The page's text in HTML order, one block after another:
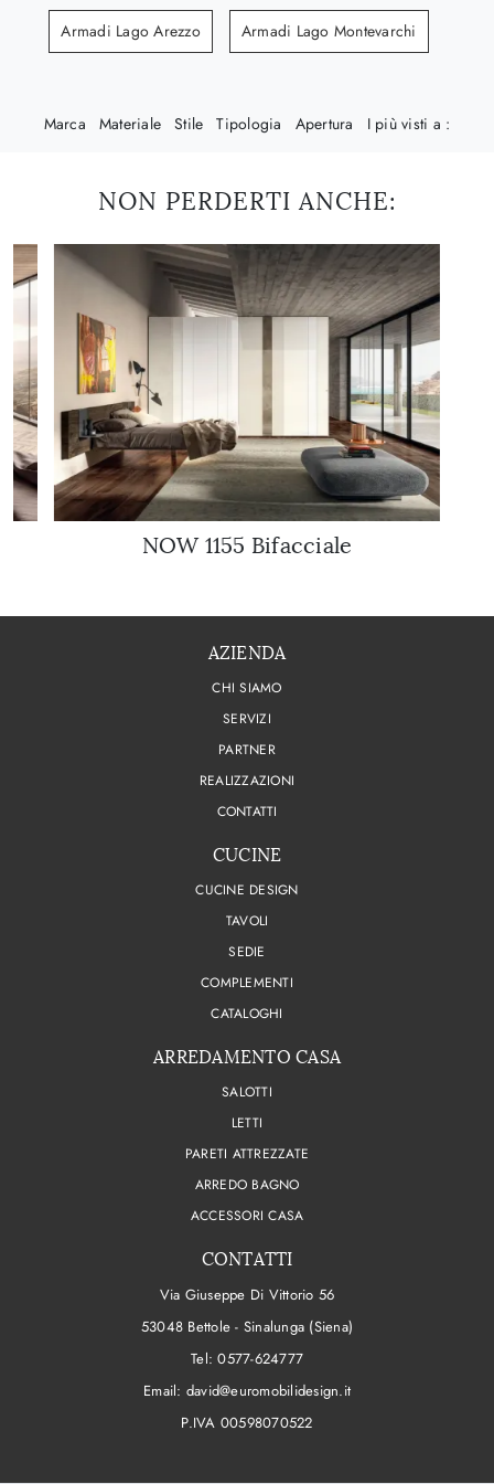
Armadi Lago Arezzo Armadi Lago Montevarchi
Marca Materiale Stile Tipologia Apertura I più visti a :
NON PERDERTI ANCHE:
NOW 1155 Bifacciale
AZIENDA
CHI SIAMO
SERVIZI
PARTNER
REALIZZAZIONI
CONTATTI
CUCINE
CUCINE DESIGN
TAVOLI
SEDIE
COMPLEMENTI
CATALOGHI
ARREDAMENTO CASA
SALOTTI
LETTI
PARETI ATTREZZATE
ARREDO BAGNO
ACCESSORI CASA
CONTATTI
Via Giuseppe Di Vittorio 56
53048 Bettole - Sinalunga (Siena)
Tel:0577-624777
Email: david@euromobilidesign.it
P.IVA 00598070522